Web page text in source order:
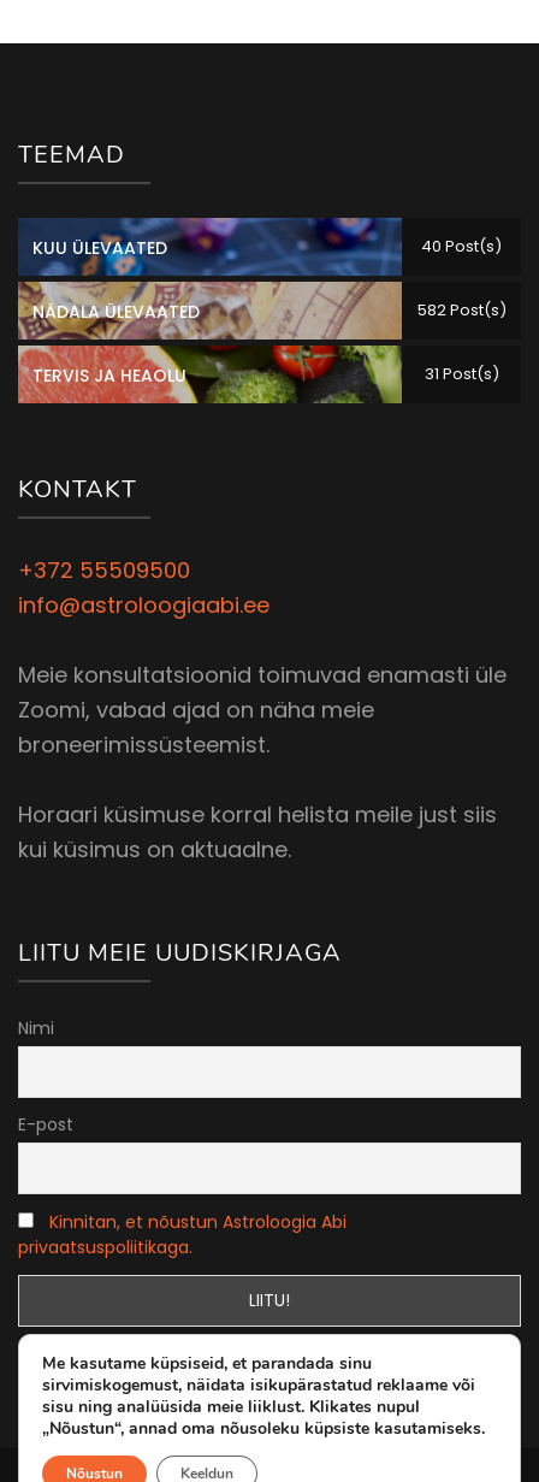
TEEMAD
KUU ÜLEVAATED 40 Post(s)
NÄDALA ÜLEVAATED 582 Post(s)
TERVIS JA HEAOLU 31 Post(s)
KONTAKT
+372 55509500
info@astroloogiaabi.ee
Meie konsultatsioonid toimuvad enamasti üle
Zoomi, vabad ajad on näha meie
broneerimissüsteemist.
Horaari küsimuse korral helista meile just siis
kui küsimus on aktuaalne.
LIITU MEIE UUDISKIRJAGA
Nimi
E-post
Kinnitan, et nõustun Astroloogia Abi
privaatsuspoliitikaga.
Me kasutame küpsiseid, et parandada sinu
sirvimiskogemust, näidata isikupärastatud reklaame või
sisu ning analüüsida meie liiklust. Klikates nupul
„Nõustun“, annad oma nõusoleku küpsiste kasutamiseks.
Nõustun Keeldun